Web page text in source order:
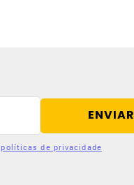
ENVIAR
políticas de privacidade